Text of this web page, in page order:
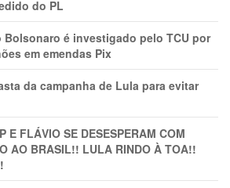
do PL
Bolsonaro é investigado pelo TCU por
em emendas Pix
da campanha de Lula para evitar
E FLÁVIO SE DESESPERAM COM
AO BRASIL!! LULA RINDO À TOA!!